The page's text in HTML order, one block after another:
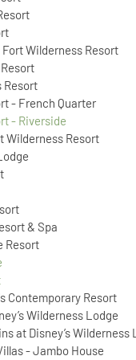
Wilderness Resort
Resort
- French Quarter
- Riverside
Wilderness Resort
& Spa
Resort
Contemporary Resort
Wilderness Lodge
at Disney’s Wilderness
- Jambo House